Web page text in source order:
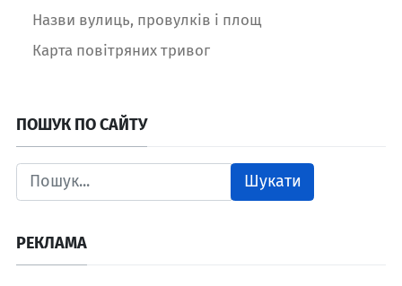
Назви вулиць, провулків і площ
Карта повітряних тривог
ПОШУК ПО САЙТУ
Шукати
РЕКЛАМА